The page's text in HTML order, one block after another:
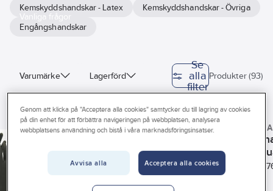
Vanliga frågor
Kemskyddshandskar - Latex
Kemskyddshandskar - Övriga
Engångshandskar
Varumärke Lagerförd
Hälsa & Säkerhet
Storlek
Se
alla
filter
Produkter (93)
WORKHAND
Ultraskin Rough
ANSELL
Engångshandske
Microflex
Art nr:
MICROFLEX®
GUIDE
Kemskyddshandske
Art nr: 889445
Kemskyddshandskar mot
Nitril
Slitstark
Genom att klicka på "Acceptera alla cookies" samtycker du till lagring av cookies
på din enhet för att förbättra navigeringen på webbplatsen, analysera
webbplatsens användning och bistå i våra marknadsföringsinsatser.
Avvisa alla Acceptera alla cookies